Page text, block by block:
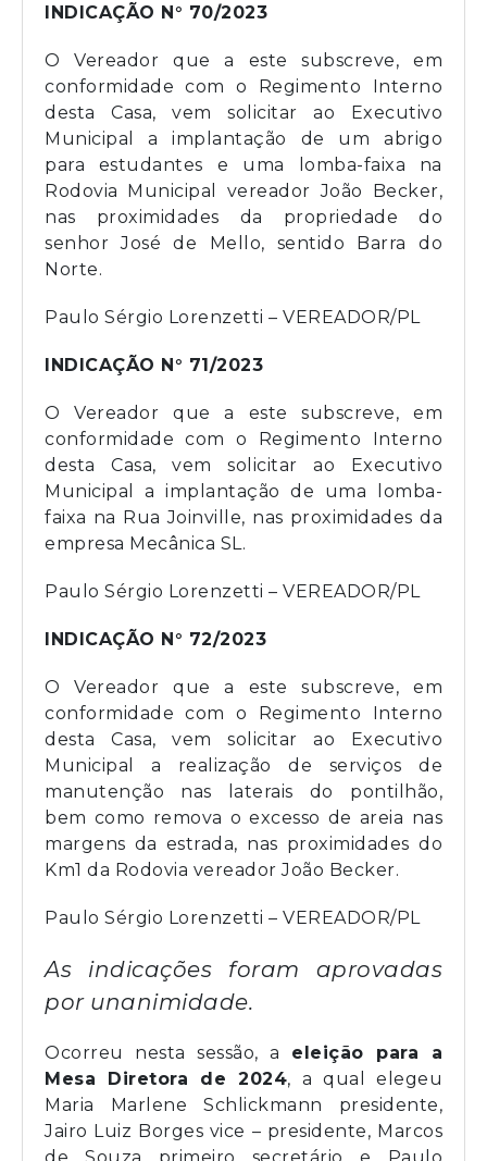
INDICAÇÃO N° 70/2023
O Vereador que a este subscreve, em
conformidade com o Regimento Interno
desta Casa, vem solicitar ao Executivo
Municipal a implantação de um abrigo
para estudantes e uma lomba-faixa na
Rodovia Municipal vereador João Becker,
nas proximidades da propriedade do
senhor José de Mello, sentido Barra do
Norte.
Paulo Sérgio Lorenzetti – VEREADOR/PL
INDICAÇÃO N° 71/2023
O Vereador que a este subscreve, em
conformidade com o Regimento Interno
desta Casa, vem solicitar ao Executivo
Municipal a implantação de uma lomba-
faixa na Rua Joinville, nas proximidades da
empresa Mecânica SL.
Paulo Sérgio Lorenzetti – VEREADOR/PL
INDICAÇÃO N° 72/2023
O Vereador que a este subscreve, em
conformidade com o Regimento Interno
desta Casa, vem solicitar ao Executivo
Municipal a realização de serviços de
manutenção nas laterais do pontilhão,
bem como remova o excesso de areia nas
margens da estrada, nas proximidades do
Km1 da Rodovia vereador João Becker.
Paulo Sérgio Lorenzetti – VEREADOR/PL
As indicações foram aprovadas
por unanimidade.
Ocorreu nesta sessão, a eleição para a
Mesa Diretora de 2024, a qual elegeu
Maria Marlene Schlickmann presidente,
Jairo Luiz Borges vice – presidente, Marcos
de Souza primeiro secretário e Paulo